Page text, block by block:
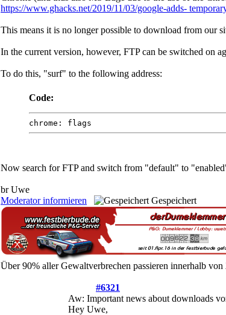
https://www.ghacks.net/2019/11/03/google-adds-
This means it is no longer possible to download from our
In the current version, however, FTP can be switched on
To do this, "surf" to the following address:
Code:
chrome: flags
Now search for FTP and switch from "default" to
br Uwe
Moderator informieren
Gespeichert
Über 90% aller Gewaltverbrechen passieren innerhalb
#6321
Aw: Important news about downloads
Hey Uwe,